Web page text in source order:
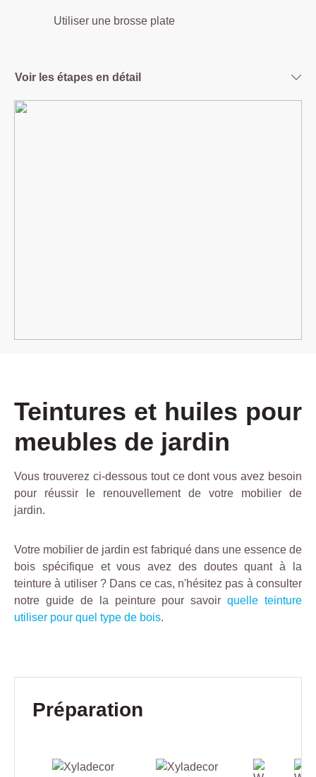
Utiliser une brosse plate
Voir les étapes en détail
Teintures et huiles pour
meubles de jardin
Vous trouverez ci-dessous tout ce dont vous avez besoin
pour réussir le renouvellement de votre mobilier de
jardin.
Votre mobilier de jardin est fabriqué dans une essence de
bois spécifique et vous avez des doutes quant à la
teinture à utiliser ? Dans ce cas, n'hésitez pas à consulter
notre guide de la peinture pour savoirquelle teinture
utiliser pour quel type de bois.
Ignorer la galerie de produits
Préparation